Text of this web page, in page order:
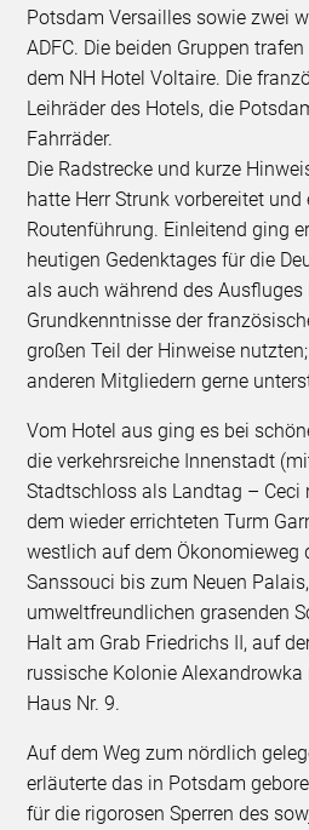
Potsdam Versailles sowie zwei
ADFC. Die beiden Gruppen
dem NH Hotel Voltaire. Die
Leihräder des Hotels, die
Fahrräder.
Die Radstrecke und kurze
hatte Herr Strunk vorbereitet
Routenführung. Einleitend ging
heutigen Gedenktages für die
als auch während des
Grundkenntnisse der
großen Teil der Hinweise
anderen Mitgliedern gerne
Vom Hotel aus ging es bei
die verkehrsreiche Innenstadt
Stadtschloss als Landtag – Ceci
dem wieder errichteten Turm
westlich auf dem Ökonomieweg
Sanssouci bis zum Neuen
umweltfreundlichen grasenden
Halt am Grab Friedrichs II, auf
russische Kolonie
Haus Nr. 9.
Auf dem Weg zum nördlich
erläuterte das in Potsdam
für die rigorosen Sperren des